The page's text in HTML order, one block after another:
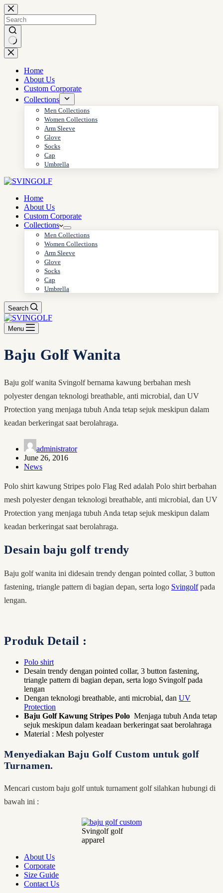
Skip
to
content
No
results
Home
About Us
Custom Corporate
Collections
Men Collections
Women Collections
Arm Sleeve
Glove
Socks
Cap
Umbrella
Home
About Us
Custom Corporate
Collections
Men Collections
Women Collections
Arm Sleeve
Glove
Socks
Cap
Umbrella
Search
Menu
Baju Golf Wanita
Baju golf wanita Svingolf bernama kawung berbahan mesh
polyester dengan teknologi breathable, anti microbial, dan UV
Protection yang menjaga tubuh Anda tetap sejuk meskipun dalam
keadan berkeringat saat berolahraga.
administrator
June 26, 2016
News
Polo shirt kawung Stripes polo Flag Red adalah Polo shirt berbahan
mesh polyester dengan teknologi breathable, anti microbial, dan UV
Protection yang menjaga tubuh Anda tetap sejuk meskipun dalam
keadan berkeringat saat berolahraga.
Desain baju golf trendy
Baju golf wanita ini didesain trendy dengan pointed collar, 3 button
fastening, triangle pattern di bagian depan, serta logo Svingolfpada
lengan.
Produk Detail :
Polo shirt
Desain trendy dengan pointed collar, 3 button fastening,
triangle pattern di bagian depan, serta logo Svingolf pada
lengan
Dengan teknologi breathable, anti microbial, dan UV
Protection
Baju Golf Kawung Stripes Polo Menjaga tubuh Anda tetap
sejuk meskipun dalam keadaan berkeringat saat berolahraga
Material : Mesh polyester
Menyediakan Baju Golf Custom untuk golf
Turnamen.
Mencari custom baju golf untuk turnament golf silahkan hubungi di
bawah ini :
Svingolf golf
apparel
About Us
Corporate
Size Guide
Contact Us